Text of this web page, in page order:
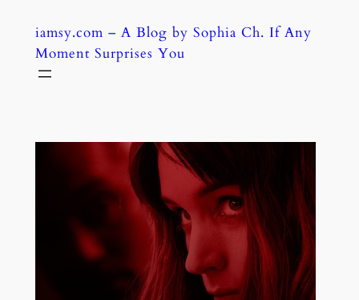
content
iamsy.com – A Blog by Sophia Ch. If Any
Moment Surprises You